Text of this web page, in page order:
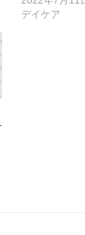
デイケア